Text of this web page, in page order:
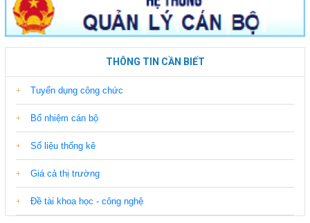
THÔNG TIN CẦN BIẾT
Tuyển dụng công chức
Bổ nhiệm cán bộ
Số liệu thống kê
Giá cả thị trường
Đề tài khoa học - công nghệ